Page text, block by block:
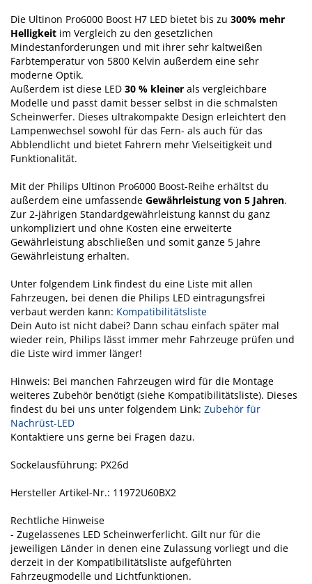
Die Ultinon Pro6000 Boost H7 LED bietet bis zu 300% mehr
Helligkeit im Vergleich zu den gesetzlichen
Mindestanforderungen und mit ihrer sehr kaltweißen
Farbtemperatur von 5800 Kelvin außerdem eine sehr
moderne Optik.
Außerdem ist diese LED 30 % kleiner als vergleichbare
Modelle und passt damit besser selbst in die schmalsten
Scheinwerfer. Dieses ultrakompakte Design erleichtert den
Lampenwechsel sowohl für das Fern- als auch für das
Abblendlicht und bietet Fahrern mehr Vielseitigkeit und
Funktionalität.
Mit der Philips Ultinon Pro6000 Boost-Reihe erhältst du
außerdem eine umfassende Gewährleistung von 5 Jahren.
Zur 2-jährigen Standardgewährleistung kannst du ganz
unkompliziert und ohne Kosten eine erweiterte
Gewährleistung abschließen und somit ganze 5 Jahre
Gewährleistung erhalten.
Unter folgendem Link findest du eine Liste mit allen
Fahrzeugen, bei denen die Philips LED eintragungsfrei
verbaut werden kann: Kompatibilitätsliste
Dein Auto ist nicht dabei? Dann schau einfach später mal
wieder rein, Philips lässt immer mehr Fahrzeuge prüfen und
die Liste wird immer länger!
Hinweis: Bei manchen Fahrzeugen wird für die Montage
weiteres Zubehör benötigt (siehe Kompatibilitätsliste). Dieses
findest du bei uns unter folgendem Link: Zubehör für
Nachrüst-LED
Kontaktiere uns gerne bei Fragen dazu.
Sockelausführung: PX26d
Hersteller Artikel-Nr.: 11972U60BX2
Rechtliche Hinweise
- Zugelassenes LED Scheinwerferlicht. Gilt nur für die
jeweiligen Länder in denen eine Zulassung vorliegt und die
derzeit in der Kompatibilitätsliste aufgeführten
Fahrzeugmodelle und Lichtfunktionen.